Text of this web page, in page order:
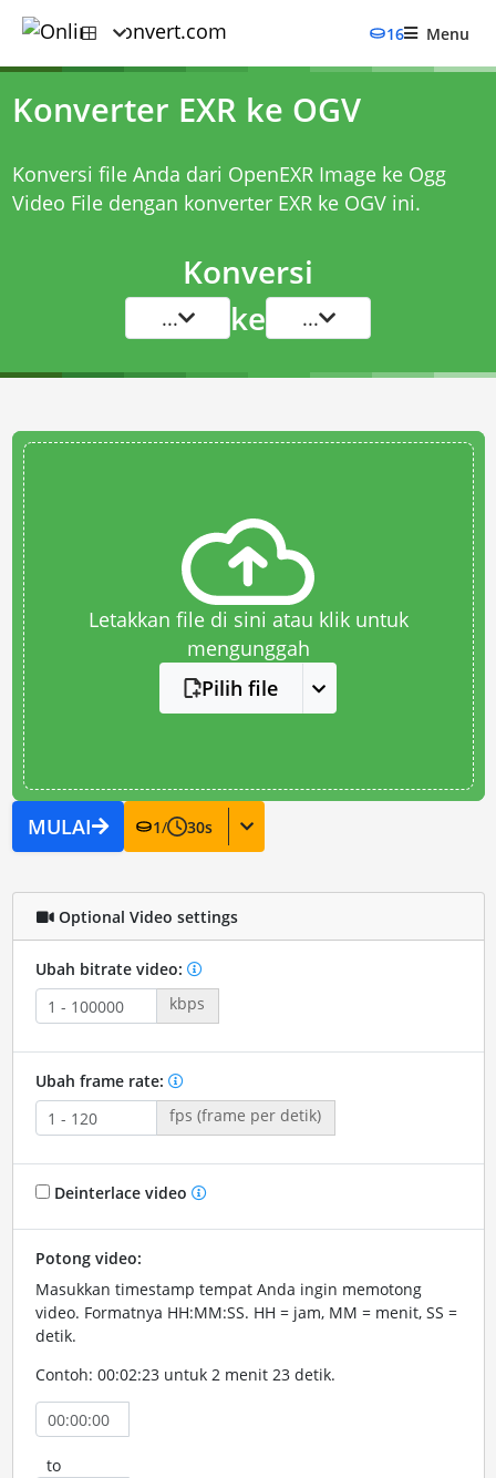
16 Menu
Konverter EXR ke OGV
Konversi file Anda dari OpenEXR Image ke Ogg
Video File dengan konverter EXR ke OGVini.
Konversi
... ke ...
Letakkan file di sini atau klik untuk
mengunggah
Pilih file
MULAI 1/ 30s
Optional Video settings
Ubah bitrate video:
kbps
Ubah frame rate:
fps (frame per detik)
Deinterlace video
Potong video:
Masukkan timestamp tempat Anda ingin memotong
video. Formatnya HH:MM:SS. HH = jam, MM = menit, SS =
detik.
Contoh: 00:02:23 untuk 2 menit 23 detik.
to